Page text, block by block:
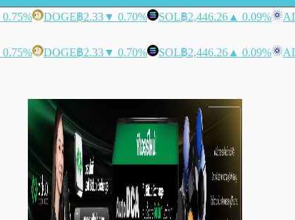
DOGE฿2.33▼ 0.70% SOL฿2,446.26 ▲ 0.09%
DOGE฿2.33▼ 0.70% SOL฿2,446.26 ▲ 0.09%